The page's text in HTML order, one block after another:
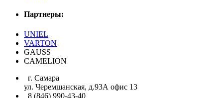
Партнеры:
UNIEL
VARTON
GAUSS
CAMELION
г. Самара
ул. Черемшанская, д.93А офис 13
8 (846) 990-43-40